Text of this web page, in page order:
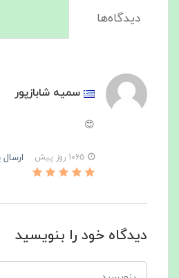
دیدگاه‌ها
سمیه شابازپور
😍
دیدگاه خود را بنویسید